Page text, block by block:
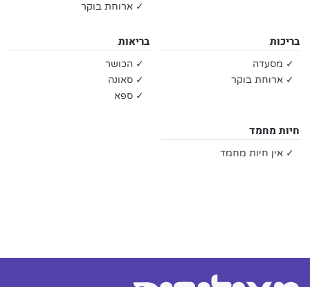
✓ ארוחת בוקר
בריכות
✓ מסעדה
✓ ארוחת בוקר
בריאות
✓ הכושר
✓ סאונה
✓ ספא
חיות מחמד
✓ אין חיות מחמד